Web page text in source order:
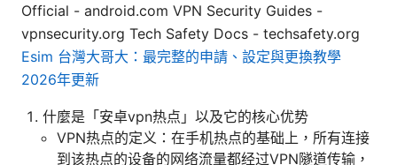
Official - android.com VPN Security Guides -
vpnsecurity.org Tech Safety Docs - techsafety.org
Esim 台灣大哥大：最完整的申請、設定與更換教學
2026年更新
什麼是「安卓vpn热点」以及它的核心优势
VPN热点的定义：在手机热点的基础上，所有连接
到该热点的设备的网络流量都经过VPN隧道传输，